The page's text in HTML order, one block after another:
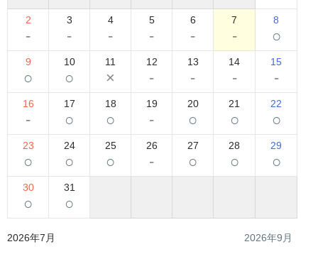
2
-
3
-
4
-
5
-
6
-
7
-
8
○
9
○
10
○
11
×
12
-
13
-
14
-
15
-
16
-
17
○
18
○
19
-
20
○
21
○
22
○
23
○
24
○
25
○
26
-
27
○
28
○
29
○
30
○
31
○
2026年7月 2026年9月